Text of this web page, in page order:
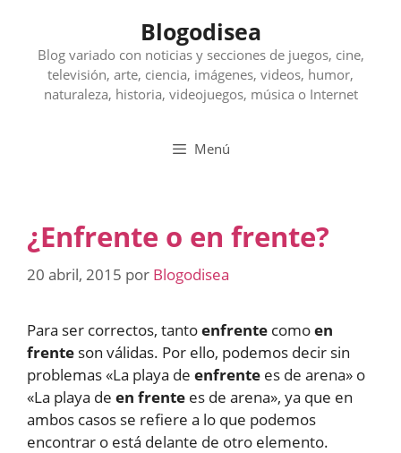
contenido
Blogodisea
Blog variado con noticias y secciones de juegos, cine,
televisión, arte, ciencia, imágenes, videos, humor,
naturaleza, historia, videojuegos, música o Internet
Menú
¿Enfrente o en frente?
20 abril, 2015 por Blogodisea
Para ser correctos, tantoenfrente comoen
frente son válidas. Por ello, podemos decir sin
problemas «La playa de enfrente es de arena» o
«La playa de en frente es de arena», ya que en
ambos casos se refiere a lo que podemos
encontrar o está delante de otro elemento.